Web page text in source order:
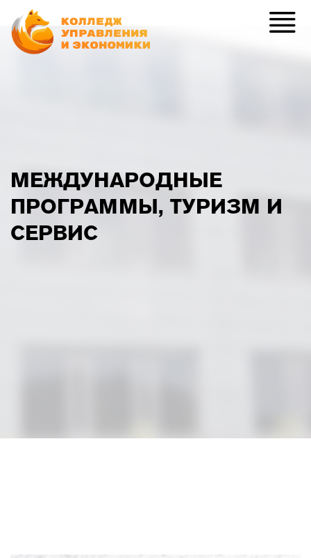
МЕЖДУНАРОДНЫЕ
ПРОГРАММЫ, ТУРИЗМ И
СЕРВИС